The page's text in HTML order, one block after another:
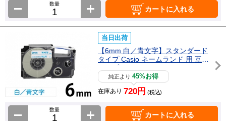
数量
カートに入れる
当日出荷
【6mm 白／青文字】スタンダード
タイプ Casio ネームランド 用 互換
テープカートリッジ / XR-6WEB
純正より45%お得
在庫あり 720円 (税込)
数量
カートに入れる